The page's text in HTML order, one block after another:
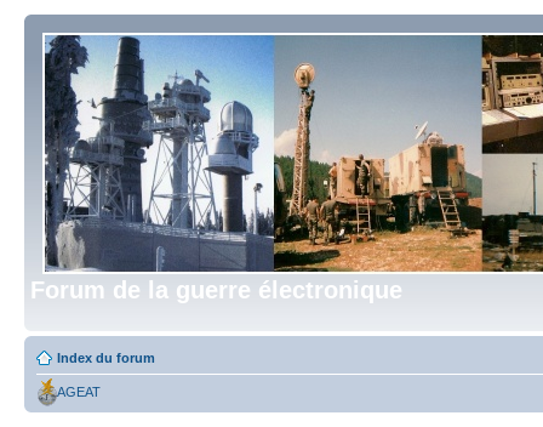
Forum de la guerre électronique
Index du forum
AGEAT